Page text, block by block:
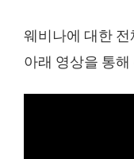
웨비나에 대한
아래 영상을 통